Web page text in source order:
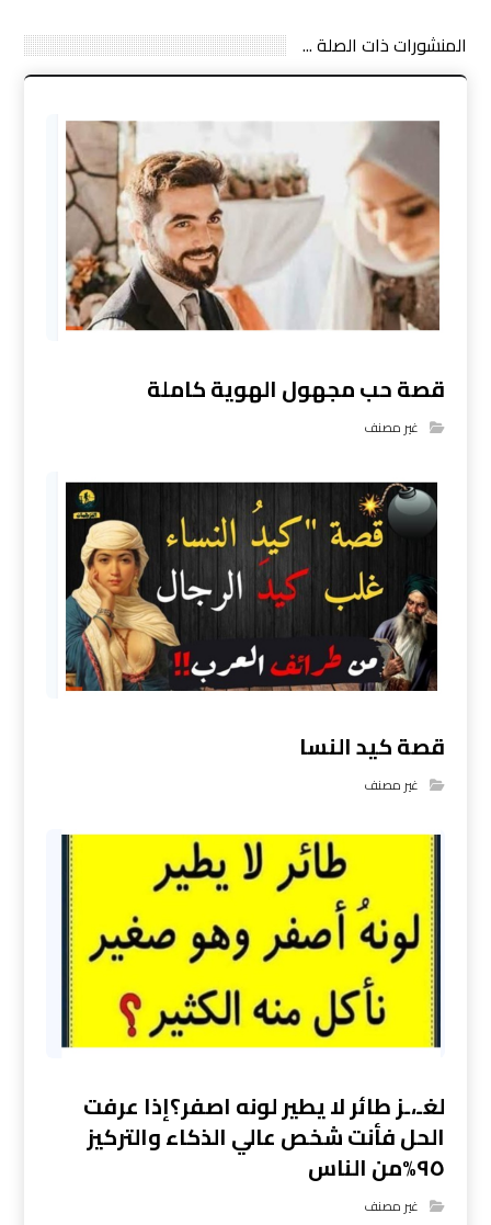
المنشورات ذات الصلة ...
قصة حب مجهول الهوية كاملة
غير مصنف
قصة كيد النسا
غير مصنف
لغـ،ـز طائر لا يطير لونه اصفر؟إذا عرفت
الحل فأنت شخص عالي الذكاء والتركيز
٩٥%من الناس
غير مصنف